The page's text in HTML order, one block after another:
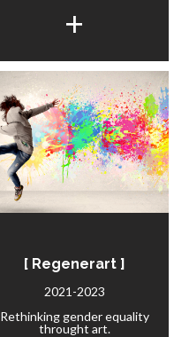
+
[ Regenerart ]
2021-2023
Rethinking gender equality
throught art.